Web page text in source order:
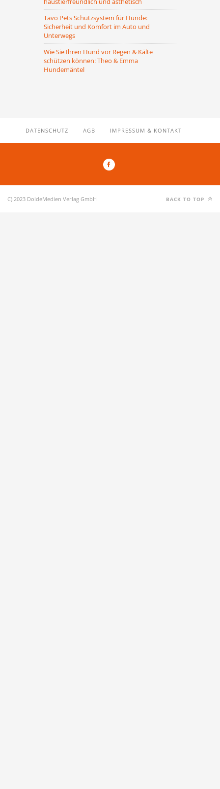
Tavo Pets Schutzsystem für Hunde:
Sicherheit und Komfort im Auto und
Unterwegs
Wie Sie Ihren Hund vor Regen & Kälte
schützen können: Theo & Emma
Hundemäntel
DATENSCHUTZ AGB IMPRESSUM & KONTAKT
C) 2023 DoldeMedien Verlag GmbH BACK TO TOP